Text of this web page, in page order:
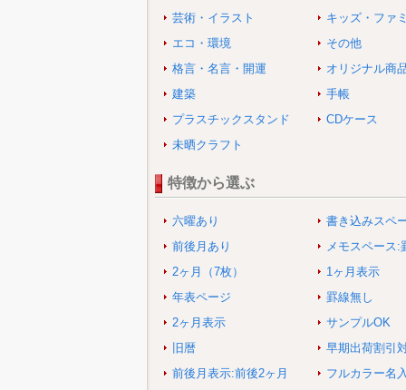
芸術・イラスト
キッズ・ファ
エコ・環境
その他
格言・名言・開運
オリジナル商
建築
手帳
プラスチックスタンド
CDケース
未晒クラフト
特徴から選ぶ
六曜あり
書き込みスペ
前後月あり
メモスペース:
2ヶ月（7枚）
1ヶ月表示
年表ページ
罫線無し
2ヶ月表示
サンプルOK
旧暦
早期出荷割引
前後月表示:前後2ヶ月
フルカラー名